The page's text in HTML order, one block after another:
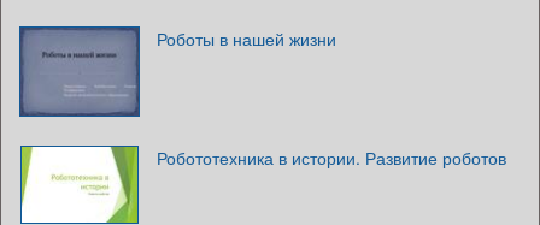
Роботы в нашей жизни
Робототехника в истории. Развитие роботов